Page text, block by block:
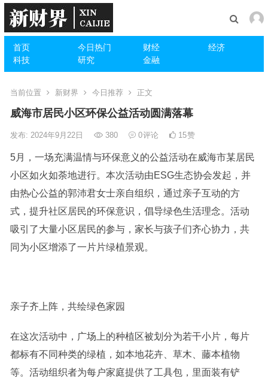
首页 今日热门 财经
经济
科技
研究 金融
当前位置 新财界 今日推荐 正文
威海市居民小区环保公益活动圆满落幕
发布: 2024年9月22日 380 0评论 15赞
5月，一场充满温情与环保意义的公益活动在威海市某居民
小区如火如荼地进行。本次活动由ESG生态协会发起，并
由热心公益的郭沛君女士亲自组织，通过亲子互动的方
式，提升社区居民的环保意识，倡导绿色生活理念。活动
吸引了大量小区居民的参与，家长与孩子们齐心协力，共
同为小区增添了一片片绿植景观。
亲子齐上阵，共绘绿色家园
在这次活动中，广场上的种植区被划分为若干小片，每片
都标有不同种类的绿植，如本地花卉、草木、藤本植物
等。活动组织者为每户家庭提供了工具包，里面装有铲